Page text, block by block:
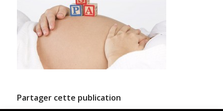
Partager cette publication